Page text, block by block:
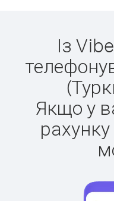
Із
Якщо у